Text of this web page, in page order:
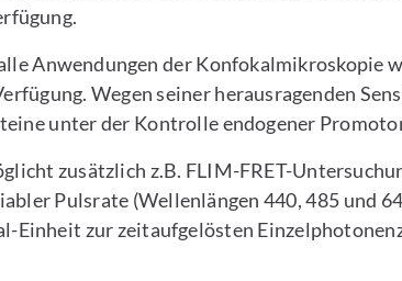
Anwendungen der Konfokalmikroskopie
Wegen seiner herausragenden
unter der Kontrolle endogener
zusätzlich z.B. FLIM-FRET-
Pulsrate (Wellenlängen 440, 485 und
Einheit zur zeitaufgelösten